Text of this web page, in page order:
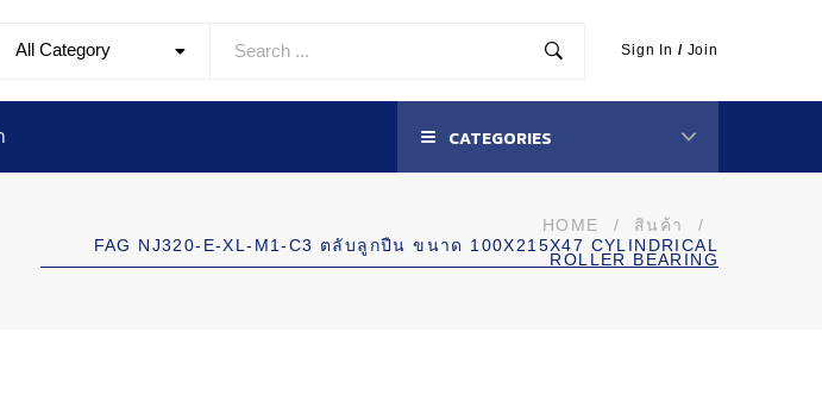
All Category Sign In / Join
CATEGORIES
HOME / สินค้า
/
FAG NJ320-E-XL-M1-C3 ตลับลูกปืน ขนาด 100X215X47 CYLINDRICAL
ROLLER BEARING